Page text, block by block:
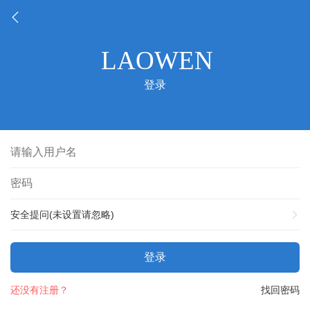
登录
安全提问(未设置请忽略)
登录
找回密码
还没有注册？